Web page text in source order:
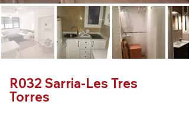
R032 Sarria-Les Tres
Torres